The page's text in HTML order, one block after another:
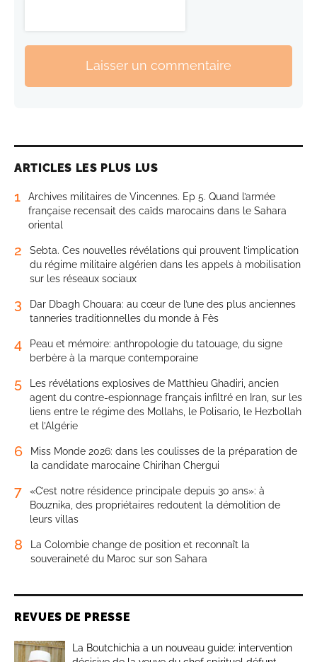
Laisser un commentaire
ARTICLES LES PLUS LUS
1
Archives militaires de Vincennes. Ep 5. Quand l’armée
française recensait des caïds marocains dans le Sahara
oriental
2
Sebta. Ces nouvelles révélations qui prouvent l’implication
du régime militaire algérien dans les appels à mobilisation
sur les réseaux sociaux
3
Dar Dbagh Chouara: au cœur de l’une des plus anciennes
tanneries traditionnelles du monde à Fès
4
Peau et mémoire: anthropologie du tatouage, du signe
berbère à la marque contemporaine
5
Les révélations explosives de Matthieu Ghadiri, ancien
agent du contre-espionnage français infiltré en Iran, sur les
liens entre le régime des Mollahs, le Polisario, le Hezbollah
et l’Algérie
6
Miss Monde 2026: dans les coulisses de la préparation de
la candidate marocaine Chirihan Chergui
7
«C’est notre résidence principale depuis 30 ans»: à
Bouznika, des propriétaires redoutent la démolition de
leurs villas
8
La Colombie change de position et reconnaît la
souveraineté du Maroc sur son Sahara
REVUES DE PRESSE
La Boutchichia a un nouveau guide: intervention